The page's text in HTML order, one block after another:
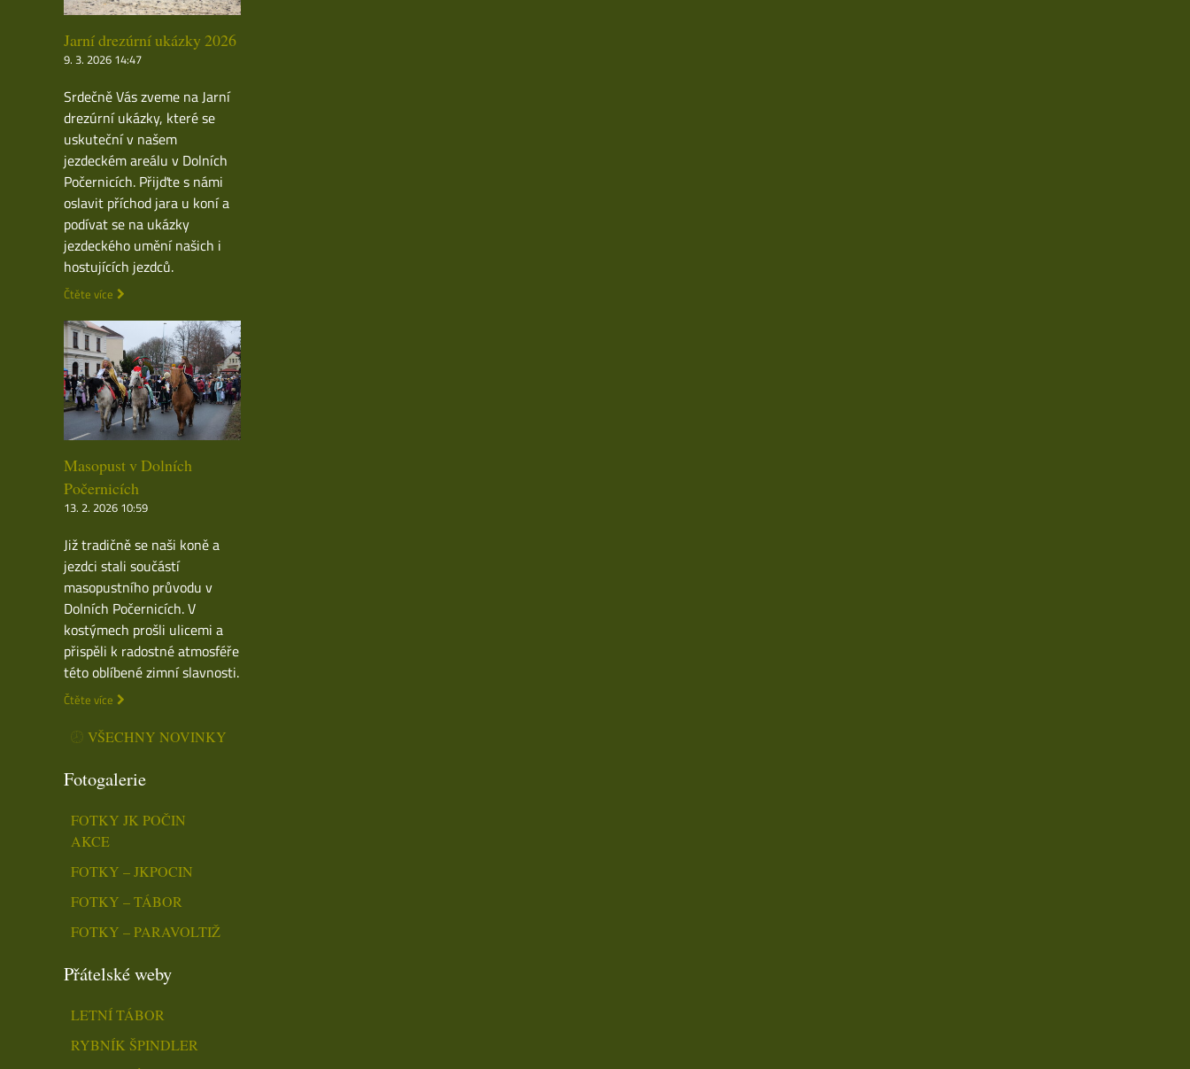
Jarní drezúrní ukázky 2026
9. 3. 2026 14:47
Srdečně Vás zveme na Jarní
drezúrní ukázky, které se
uskuteční v našem
jezdeckém areálu v Dolních
Počernicích. Přijďte s námi
oslavit příchod jara u koní a
podívat se na ukázky
jezdeckého umění našich i
hostujících jezdců.
Čtěte více
Masopust v Dolních
Počernicích
13. 2. 2026 10:59
Již tradičně se naši koně a
jezdci stali součástí
masopustního průvodu v
Dolních Počernicích. V
kostýmech prošli ulicemi a
přispěli k radostné atmosféře
této oblíbené zimní slavnosti.
Čtěte více
VŠECHNY NOVINKY
Fotogalerie
FOTKY JK POČIN
AKCE
FOTKY – JKPOCIN
FOTKY – TÁBOR
FOTKY – PARAVOLTIŽ
Přátelské weby
LETNÍ TÁBOR
RYBNÍK ŠPINDLER